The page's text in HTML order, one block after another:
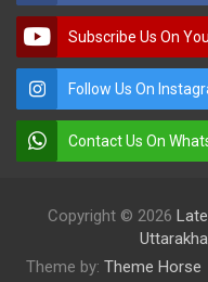
Subscribe Us On
Follow Us On
Contact Us On
Copyright © 2026
Theme by: Theme Horse